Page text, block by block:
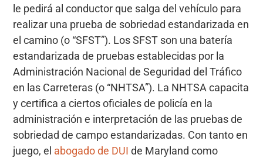
le pedirá al conductor que salga del vehículo para
realizar una prueba de sobriedad estandarizada en
el camino (o “SFST”). Los SFST son una batería
estandarizada de pruebas establecidas por la
Administración Nacional de Seguridad del Tráfico
en las Carreteras (o “NHTSA”). La NHTSA capacita
y certifica a ciertos oficiales de policía en la
administración e interpretación de las pruebas de
sobriedad de campo estandarizadas. Con tanto en
juego, el abogado de DUI de Maryland como